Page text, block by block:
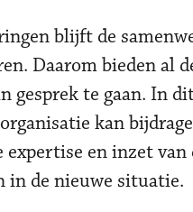
blijft de
Daarom bieden al
gesprek te gaan. In
kan
expertise en inzet van
in de nieuwe situatie.